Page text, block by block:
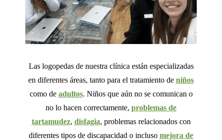
Las logopedas de nuestra clínica están especializadas
en diferentes áreas, tanto para el tratamiento de niños
como de adultos. Niños que aún no se comunican o
no lo hacen correctamente, problemas de
tartamudez, disfagia, problemas relacionados con
diferentes tipos de discapacidad o incluso mejora de